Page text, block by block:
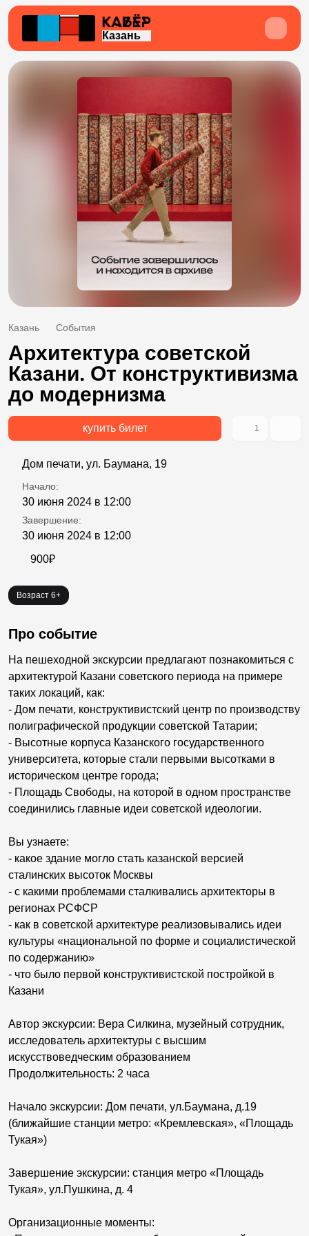
Казань
Казань События
Архитектура советской
Казани. От конструктивизма
до модернизма
купить билет 1
Дом печати, ул. Баумана, 19
Начало:
30 июня 2024 в 12:00
Завершение:
30 июня 2024 в 12:00
900₽
Возраст 6+
Про событие
На пешеходной экскурсии предлагают познакомиться с
архитектурой Казани советского периода на примере
таких локаций, как:
- Дом печати, конструктивистский центр по производству
полиграфической продукции советской Татарии;
- Высотные корпуса Казанского государственного
университета, которые стали первыми высотками в
историческом центре города;
- Площадь Свободы, на которой в одном пространстве
соединились главные идеи советской идеологии.
Вы узнаете:
- какое здание могло стать казанской версией
сталинских высоток Москвы
- с какими проблемами сталкивались архитекторы в
регионах РСФСР
- как в советской архитектуре реализовывались идеи
культуры «национальной по форме и социалистической
по содержанию»
- что было первой конструктивистской постройкой в
Казани
Автор экскурсии: Вера Силкина, музейный сотрудник,
исследователь архитектуры с высшим
искусствоведческим образованием
Продолжительность: 2 часа
Начало экскурсии: Дом печати, ул.Баумана, д.19
(ближайшие станции метро: «Кремлевская», «Площадь
Тукая»)
Завершение экскурсии: станция метро «Площадь
Тукая», ул.Пушкина, д. 4
Организационные моменты: